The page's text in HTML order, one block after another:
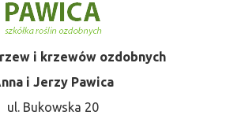
i krzewów ozdobnych
i Jerzy Pawica
ul. Bukowska 20